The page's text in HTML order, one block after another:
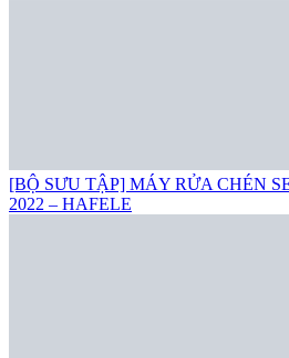
[BỘ SƯU TẬP] MÁY RỬA CHÉN
2022 – HAFELE